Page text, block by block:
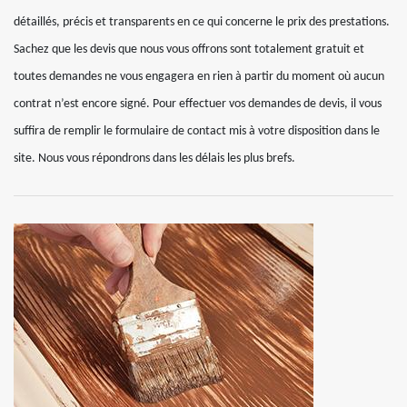
détaillés, précis et transparents en ce qui concerne le prix des prestations.
Sachez que les devis que nous vous offrons sont totalement gratuit et
toutes demandes ne vous engagera en rien à partir du moment où aucun
contrat n’est encore signé. Pour effectuer vos demandes de devis, il vous
suffira de remplir le formulaire de contact mis à votre disposition dans le
site. Nous vous répondrons dans les délais les plus brefs.